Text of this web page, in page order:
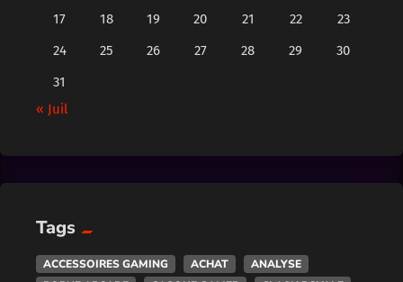
17
18 19 20 21 22
23
24
25 26 27 28 29
30
31
« Juil
Tags
ACCESSOIRES GAMING ACHAT
ANALYSE